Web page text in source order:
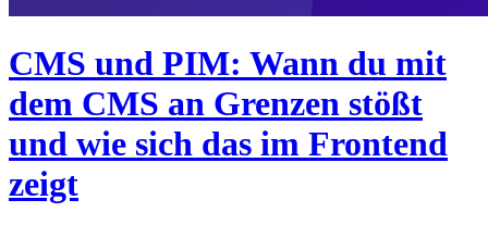
CMS und PIM: Wann du mit
dem CMS an Grenzen stößt
und wie sich das im Frontend
zeigt